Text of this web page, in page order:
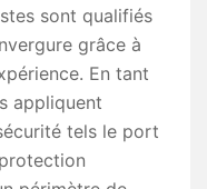
sont qualifiés
grâce à
En tant
appliquent
tels le port